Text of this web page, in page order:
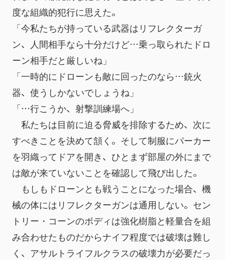
度な組織的犯行に思えた。
「今私たちが持っている武器はリフレクターガ
ン、人間相手なら十分だけど…乗っ取られたドロ
ーン相手だと厳しいね」
「一時的にドローンも敵に回ったのなら…銃火
器、使うしかないでしょうね」
「…行こうか、射撃訓練場へ」
私たちは目前に迫る脅威を排除するため、次に
すべきことを決めて頷く。そして制服にパーカー
を羽織ってドアを開き、ひとまず部屋の外にまで
は敵が来ていないことを確認して飛び出した。
もしもドローンとも戦うことになった場合、機
械の体にはリフレクターガンは通用しない。セン
トリー・コーンのボディは強化樹脂と軽量合を組
み合わせたものだからナイフ程度では破壊は難し
く、アサルトライフルクラスの破壊力が必要だっ